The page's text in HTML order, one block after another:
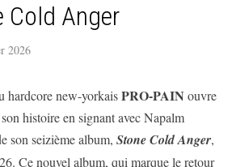
Cold Anger
2026
hardcore new-yorkaisPRO-PAINouvre
histoire en signant avec Napalm
son seizième album, Stone Cold Anger,
Ce nouvel album, qui marque le retour